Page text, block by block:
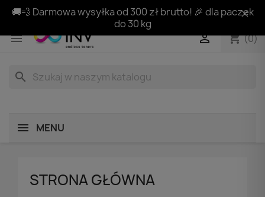
🚚💨 Darmowa wysyłka od 300 zł brutto! 🎉 dla paczek
do 30 kg
 shopping_cart(0)

search
MENU
STRONA GŁÓWNA